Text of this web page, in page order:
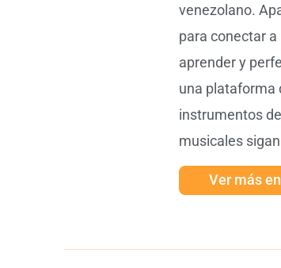
venezolano.
para conectar
aprender y
una plataforma
instrumentos
musicales
Ver más